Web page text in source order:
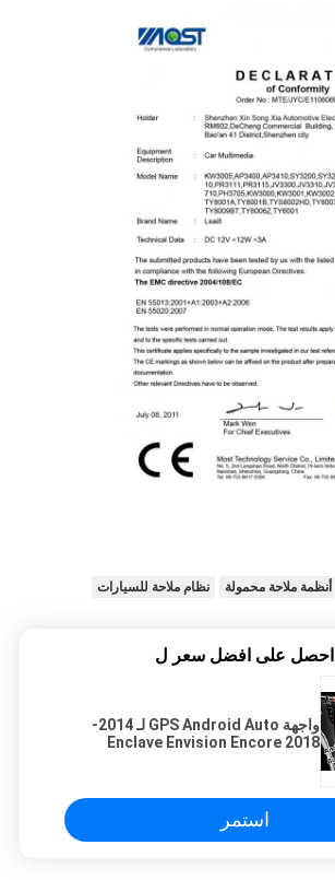
أنظمة ملاحة محمولة نظام ملاحة للسيارات
احصل على افضل سعر ل
واجهة GPS Android Auto لـ 2014-
2018 Enclave Envision Encore
استمر